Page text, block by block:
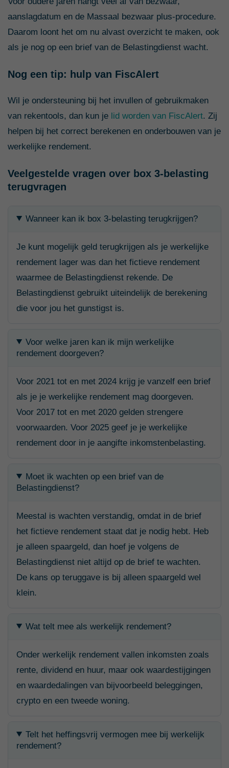
aanslagdatum en de Massaal bezwaar plus-procedure.
Daarom loont het om nu alvast overzicht te maken, ook
als je nog op een brief van de Belastingdienst wacht.
Nog een tip: hulp van FiscAlert
Wil je ondersteuning bij het invullen of gebruikmaken
van rekentools, dan kun je lid worden van FiscAlert. Zij
helpen bij het correct berekenen en onderbouwen van je
werkelijke rendement.
Veelgestelde vragen over box 3-belasting
terugvragen
Wanneer kan ik box 3-belasting terugkrijgen?
Je kunt mogelijk geld terugkrijgen als je werkelijke
rendement lager was dan het fictieve rendement
waarmee de Belastingdienst rekende. De
Belastingdienst gebruikt uiteindelijk de berekening
die voor jou het gunstigst is.
Voor welke jaren kan ik mijn werkelijke
rendement doorgeven?
Voor 2021 tot en met 2024 krijg je vanzelf een brief
als je je werkelijke rendement mag doorgeven.
Voor 2017 tot en met 2020 gelden strengere
voorwaarden. Voor 2025 geef je je werkelijke
rendement door in je aangifte inkomstenbelasting.
Moet ik wachten op een brief van de
Belastingdienst?
Meestal is wachten verstandig, omdat in de brief
het fictieve rendement staat dat je nodig hebt. Heb
je alleen spaargeld, dan hoef je volgens de
Belastingdienst niet altijd op de brief te wachten.
De kans op teruggave is bij alleen spaargeld wel
klein.
Wat telt mee als werkelijk rendement?
Onder werkelijk rendement vallen inkomsten zoals
rente, dividend en huur, maar ook waardestijgingen
en waardedalingen van bijvoorbeeld beleggingen,
crypto en een tweede woning.
Telt het heffingsvrij vermogen mee bij werkelijk
rendement?